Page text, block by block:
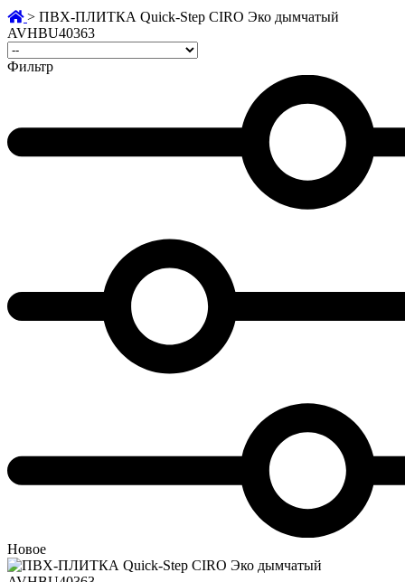
> ПВХ-ПЛИТКА Quick-Step CIRO Эко дымчатый
AVHBU40363
Фильтр
Новое